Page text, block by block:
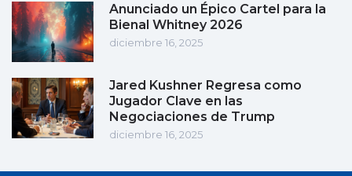
Anunciado un Épico Cartel para la
Bienal Whitney 2026
diciembre 16, 2025
Jared Kushner Regresa como
Jugador Clave en las
Negociaciones de Trump
diciembre 16, 2025